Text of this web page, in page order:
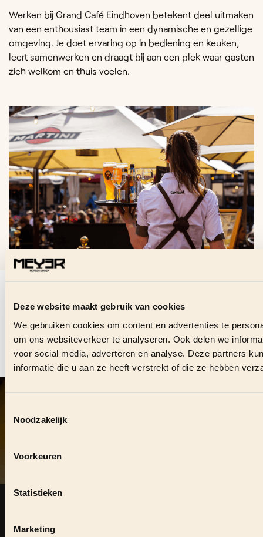
Deze website maakt gebruik van cookies
We gebruiken cookies om content en advertenties te
om ons websiteverkeer te analyseren. Ook delen we
voor social media, adverteren en analyse. Deze partners
informatie die u aan ze heeft verstrekt of die ze hebben
Noodzakelijk
Voorkeuren
Statistieken
Marketing
Werken bij Grand Café Eindhoven betekent deel uitmaken
van een enthousiast team in een dynamische en gezellige
omgeving. Je doet ervaring op in bediening en keuken,
leert samenwerken en draagt bij aan een plek waar gasten
zich welkom en thuis voelen.
VRAGEN OVER DEZE
VACATURE?
Stuur ons direct een bericht en we helpen je graag.
CONTACT OPNEMEN
DUURZAME SAMENWERKING?
op.
KOM IN CONTACT